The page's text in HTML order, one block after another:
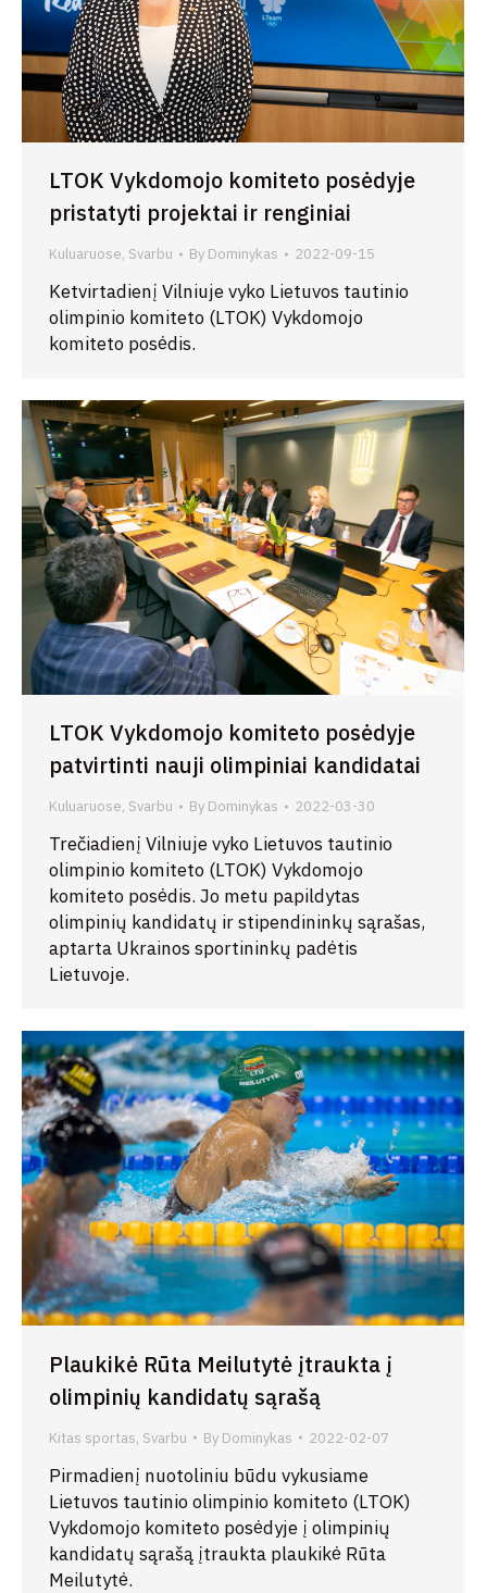
LTOK Vykdomojo komiteto posėdyje
pristatyti projektai ir renginiai
Kuluaruose, Svarbu By Dominykas 2022-09-15
Ketvirtadienį Vilniuje vyko Lietuvos tautinio
olimpinio komiteto (LTOK) Vykdomojo
komiteto posėdis.
LTOK Vykdomojo komiteto posėdyje
patvirtinti nauji olimpiniai kandidatai
Kuluaruose, Svarbu By Dominykas 2022-03-30
Trečiadienį Vilniuje vyko Lietuvos tautinio
olimpinio komiteto (LTOK) Vykdomojo
komiteto posėdis. Jo metu papildytas
olimpinių kandidatų ir stipendininkų sąrašas,
aptarta Ukrainos sportininkų padėtis
Lietuvoje.
Plaukikė Rūta Meilutytė įtraukta į
olimpinių kandidatų sąrašą
Kitas sportas, Svarbu By Dominykas 2022-02-07
Pirmadienį nuotoliniu būdu vykusiame
Lietuvos tautinio olimpinio komiteto (LTOK)
Vykdomojo komiteto posėdyje į olimpinių
kandidatų sąrašą įtraukta plaukikė Rūta
Meilutytė.